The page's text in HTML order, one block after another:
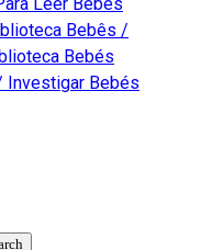
Bebês /
Bebés
Investigar Bebés